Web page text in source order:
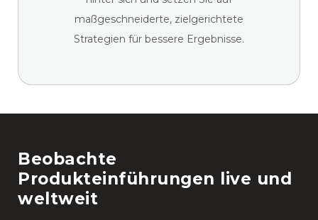
maßgeschneiderte, zielgerichtete
Strategien für bessere Ergebnisse.
Beobachte
Produkteinführungen live und
weltweit